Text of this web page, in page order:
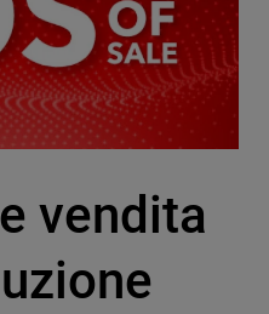
vendita